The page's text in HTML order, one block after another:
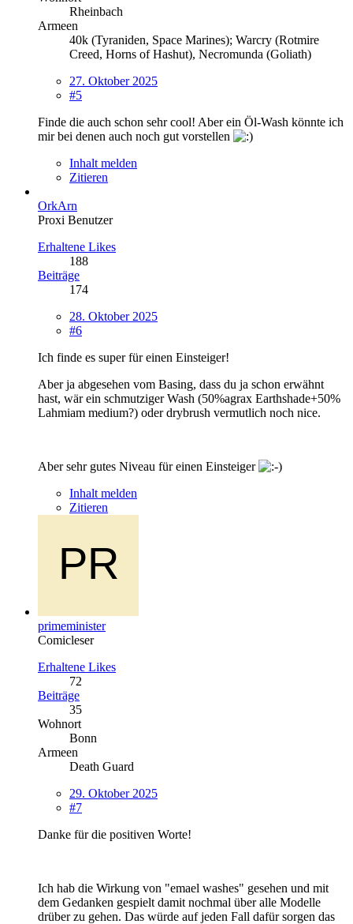
Rheinbach
Armeen
40k (Tyraniden, Space Marines); Warcry (Rotmire
Creed, Horns of Hashut), Necromunda (Goliath)
27. Oktober 2025
#5
Finde die auch schon sehr cool! Aber ein Öl-Wash könnte ich
mir bei denen auch noch gut vorstellen
Inhalt melden
Zitieren
OrkArn
Proxi Benutzer
Erhaltene Likes
188
Beiträge
174
28. Oktober 2025
#6
Ich finde es super für einen Einsteiger!
Aber ja abgesehen vom Basing, dass du ja schon erwähnt
hast, wär ein schmutziger Wash (50%agrax Earthshade+50%
Lahmiam medium?) oder drybrush vermutlich noch nice.
Aber sehr gutes Niveau für einen Einsteiger
Inhalt melden
Zitieren
primeminister
Comicleser
Erhaltene Likes
72
Beiträge
35
Wohnort
Bonn
Armeen
Death Guard
29. Oktober 2025
#7
Danke für die positiven Worte!
Ich hab die Wirkung von "emael washes" gesehen und mit
dem Gedanken gespielt damit nochmal über alle Modelle
drüber zu gehen. Das würde auf jeden Fall dafür sorgen das